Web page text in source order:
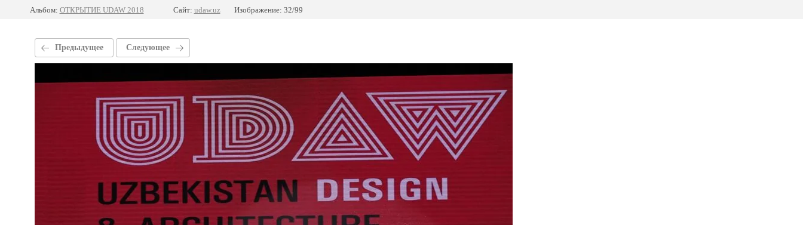
Альбом: ОТКРЫТИЕ UDAW 2018 Сайт: udaw.uz Изображение: 32/99
Предыдущее Следующее